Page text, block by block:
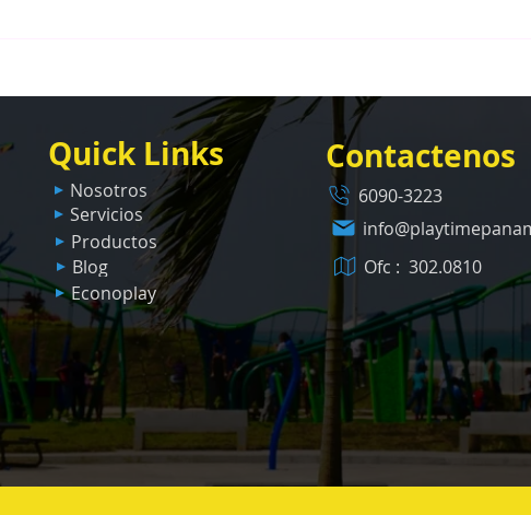
Infantil Premium
Quick Links
Nosotros
Servicios
Productos
Blog
Econoplay
Contactenos
6090-3223
Ofc : 302.0810